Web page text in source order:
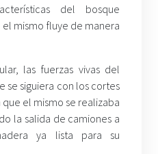
del bosque
mismo fluye de manera
las fuerzas vivas del
se siguiera con los cortes
el mismo se realizaba
la salida de camiones a
ya lista para su